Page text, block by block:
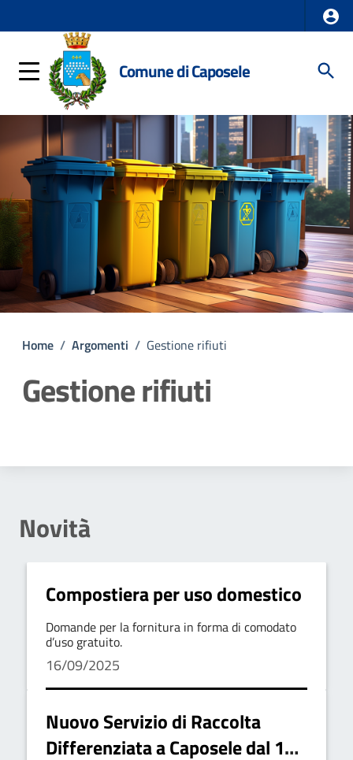
Comune di Caposele
Home / Argomenti / Gestione rifiuti
Gestione rifiuti
Novità
Compostiera per uso domestico
Domande per la fornitura in forma di comodato
d’uso gratuito.
16/09/2025
Nuovo Servizio di Raccolta
Differenziata a Caposele dal 14